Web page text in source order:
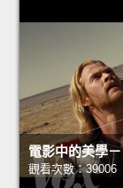
電影中的美學
觀看次數：39006